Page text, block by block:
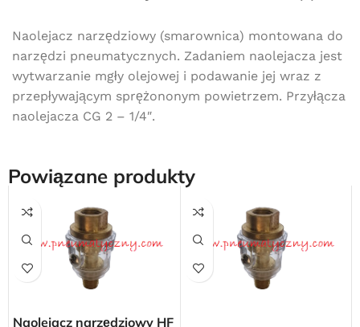
Naolejacz narzędziowy (smarownica) montowana do
narzędzi pneumatycznych. Zadaniem naolejacza jest
wytwarzanie mgły olejowej i podawanie jej wraz z
przepływającym sprężononym powietrzem. Przyłącza
naolejacza CG 2 – 1/4″.
Powiązane produkty
Naolejacz narzędziowy HF